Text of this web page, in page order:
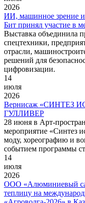
2026
ИИ, машинное зрение и
Бит принял участие в
Выставка объединила
спецтехники,
отрасли,
решений для
цифровизации.
14
июля
2026
Вернисаж «СИНТЕЗ
ГУЛЛИВЕР
28 июня в Арт-
мероприятие «Синтез
моду, хореографию и
событием программы
14
июля
2026
ООО «Алюминиевый
теплицу на